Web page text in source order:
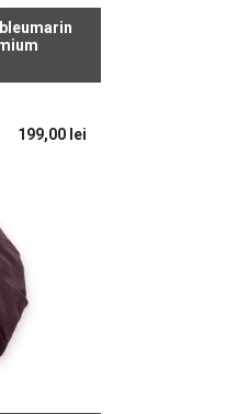
199,00 lei